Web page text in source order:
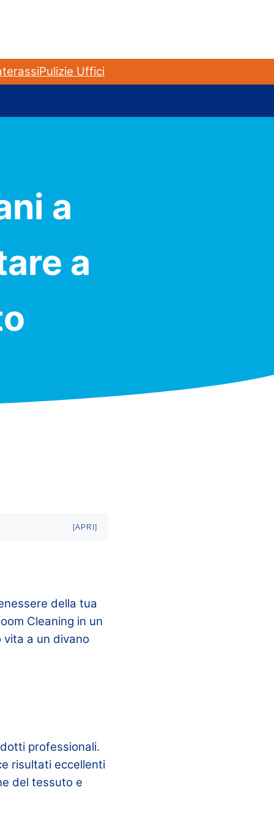
Pulizie Uffici
a
a
[APRI]
della tua
Cleaning in un
a un divano
professionali.
risultati eccellenti
del tessuto e